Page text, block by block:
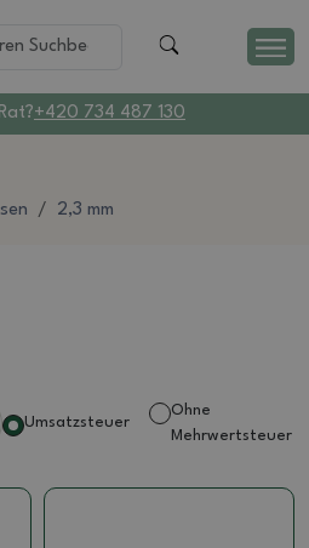
+420 734 487 130
2,3 mm
Umsatzsteuer
Ohne
Mehrwertsteuer